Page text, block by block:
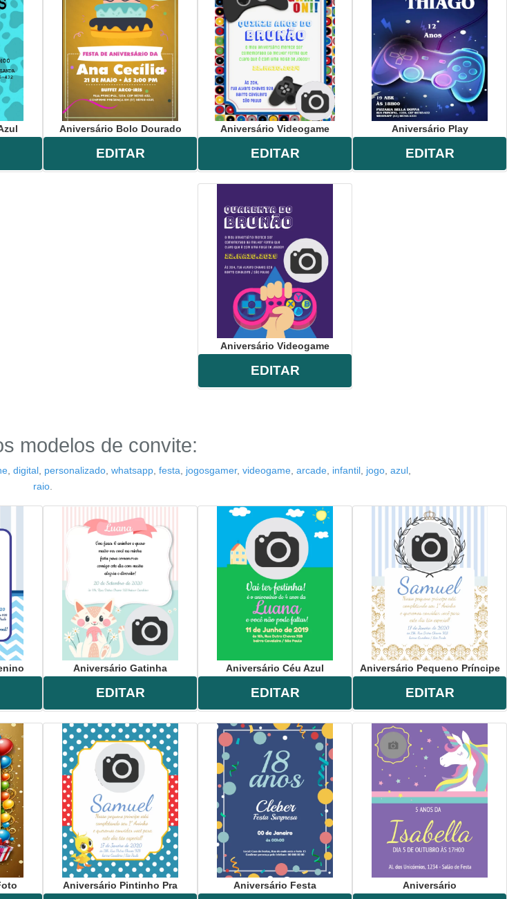
Aniversário Bolo Dourado
EDITAR
Aniversário Videogame
EDITAR
Aniversário Play
EDITAR
Aniversário Videogame
EDITAR
modelos de convite:
digital personalizado whatsapp festa jogosgamer, videogame arcade infantil jogo azul
raio
Aniversário Gatinha
EDITAR
Aniversário Céu Azul
EDITAR
Aniversário Pequeno Príncipe
EDITAR
Aniversário Pintinho Pra Aniversário Festa Aniversário